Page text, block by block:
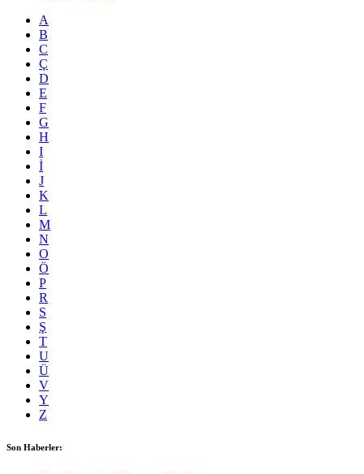
A
B
C
Ç
D
E
F
G
H
I
İ
J
K
L
M
N
O
Ö
P
R
S
Ş
T
U
Ü
V
Y
Z
Son Haberler: